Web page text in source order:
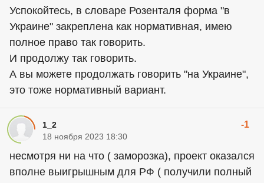
Успокойтесь, в словаре Розенталя форма "в
Украине" закреплена как нормативная, имею
полное право так говорить.
И продолжу так говорить.
А вы можете продолжать говорить "на Украине",
это тоже нормативный вариант.
1_2 -1
18 ноября 2023 18:30
несмотря ни на что ( заморозка), проект оказался
вполне выигрышным для РФ ( получили полный